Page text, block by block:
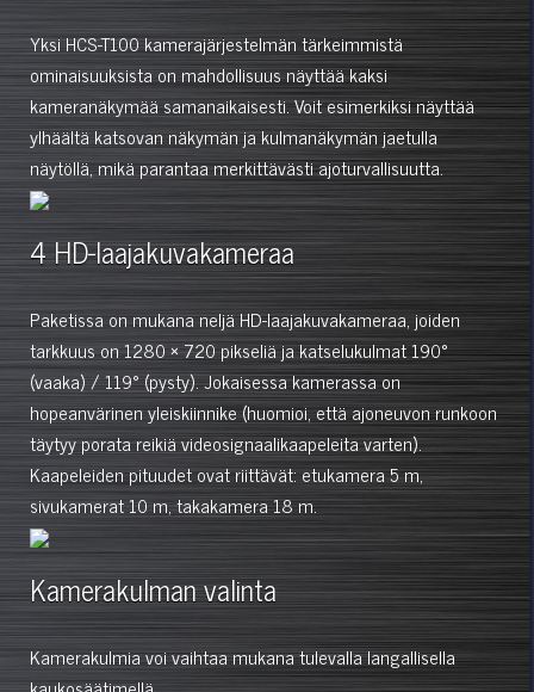
Yksi HCS-T100 kamerajärjestelmän tärkeimmistä
ominaisuuksista on mahdollisuus näyttää kaksi
kameranäkymää samanaikaisesti. Voit esimerkiksi näyttää
ylhäältä katsovan näkymän ja kulmanäkymän jaetulla
näytöllä, mikä parantaa merkittävästi ajoturvallisuutta.
4 HD-laajakuvakameraa
Paketissa on mukana neljä HD-laajakuvakameraa, joiden
tarkkuus on 1280 × 720 pikseliä ja katselukulmat 190°
(vaaka) / 119° (pysty). Jokaisessa kamerassa on
hopeanvärinen yleiskiinnike (huomioi, että ajoneuvon runkoon
täytyy porata reikiä videosignaalikaapeleita varten).
Kaapeleiden pituudet ovat riittävät: etukamera 5 m,
sivukamerat 10 m, takakamera 18 m.
Kamerakulman valinta
Kamerakulmia voi vaihtaa mukana tulevalla langallisella